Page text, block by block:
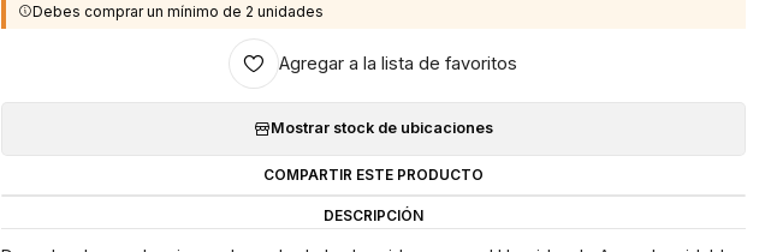
Debes comprar un mínimo de 2 unidades
Agregar a la lista de favoritos
Mostrar stock de ubicaciones
COMPARTIR ESTE PRODUCTO
DESCRIPCIÓN